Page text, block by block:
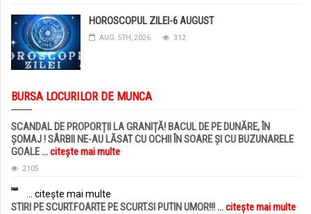
HOROSCOPUL ZILEI-6 AUGUST
AUG. 5TH, 2026 312
BURSA LOCURILOR DE MUNCA
SCANDAL DE PROPORȚII LA GRANIȚĂ! BACUL DE PE DUNĂRE, ÎN
ȘOMAJ ! SÂRBII NE-AU LĂSAT CU OCHII ÎN SOARE ȘI CU BUZUNARELE
GOALE... citește mai multe
2105
... citește mai multe
STIRI PE SCURT.FOARTE PE SCURT.SI PUTIN UMOR!!!... citește mai multe